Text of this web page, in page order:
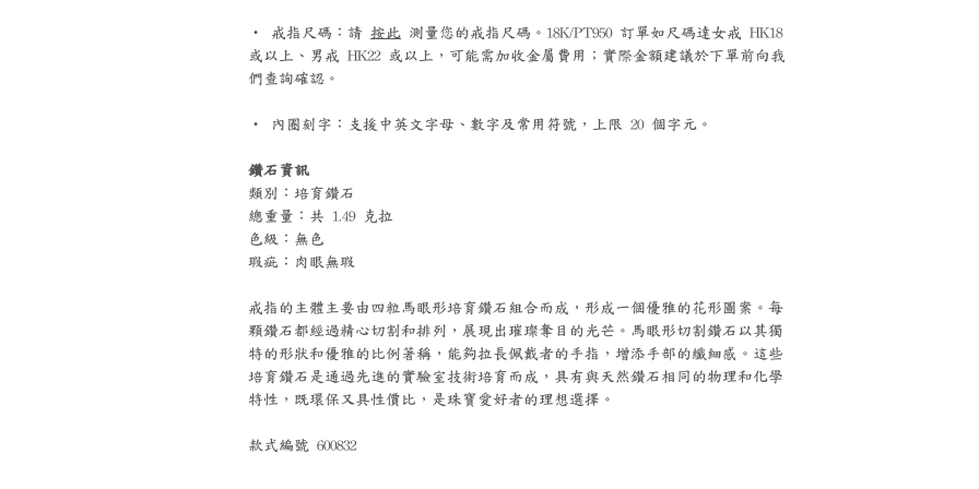
‧ 戒指尺碼：請 按此 測量您的戒指尺碼。18K/PT950 訂單如尺碼達女戒 HK18
或以上、男戒 HK22 或以上，可能需加收金屬費用；實際金額建議於下單前向我
們查詢確認。
‧ 內圈刻字：支援中英文字母、數字及常用符號，上限 20 個字元。
鑽石資訊
類別：培育鑽石
總重量：共 1.49 克拉
色級：無色
瑕疵：肉眼無瑕
戒指的主體主要由四粒馬眼形培育鑽石組合而成，形成一個優雅的花形圖案。每
顆鑽石都經過精心切割和排列，展現出璀璨奪目的光芒。馬眼形切割鑽石以其獨
特的形狀和優雅的比例著稱，能夠拉長佩戴者的手指，增添手部的纖細感。這些
培育鑽石是通過先進的實驗室技術培育而成，具有與天然鑽石相同的物理和化學
特性，既環保又具性價比，是珠寶愛好者的理想選擇。
款式編號 600832